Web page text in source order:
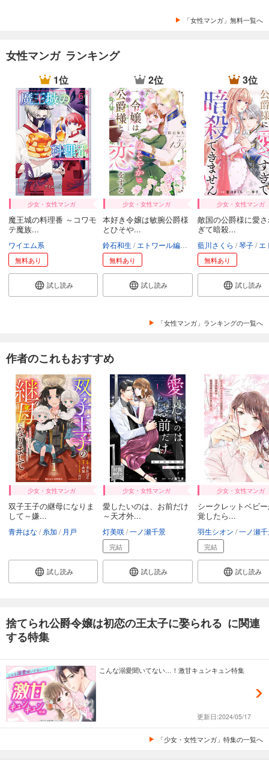
「女性マンガ」無料一覧へ
女性マンガ ランキング
1位
少女・女性マンガ
魔王城の料理番 ～コワモ
テ魔族...
ワイエム系
無料あり
試し読み
2位
少女・女性マンガ
本好き令嬢は敏腕公爵様
とひそや...
鈴石和生 エトワール編集部
無料あり
試し読み
3位
少女・女性マンガ
敵国の公爵様に愛
ぎて暗殺...
藍川さくら 琴子 エトワー
無料あり
試し読み
「女性マンガ」ランキングの一覧へ
作者のこれもおすすめ
少女・女性マンガ
双子王子の継母になりま
して～嫌...
青井はな 糸加 月戸
試し読み
少女・女性マンガ
愛したいのは、お前だけ
～天才外...
灯美咲 一ノ瀬千景
完結
試し読み
少女・女性マンガ
シークレットベビ
覚したら...
羽生シオン 一ノ瀬
完結
試し読み
捨てられ公爵令嬢は初恋の王太子に娶られる に関連
する特集
こんな溺愛聞いてない…！激甘キュンキュン特集
更新日:2024/05/17
「少女・女性マンガ」特集の一覧へ